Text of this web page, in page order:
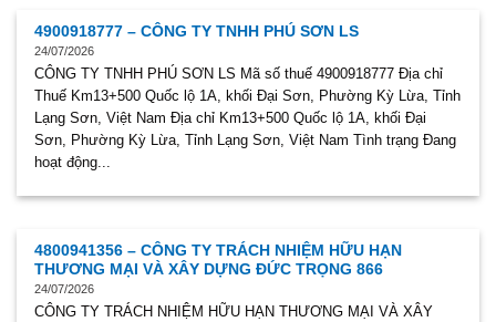
4900918777 – CÔNG TY TNHH PHÚ SƠN LS
24/07/2026
CÔNG TY TNHH PHÚ SƠN LS Mã số thuế 4900918777 Địa chỉ
Thuế Km13+500 Quốc lộ 1A, khối Đại Sơn, Phường Kỳ Lừa, Tỉnh
Lạng Sơn, Việt Nam Địa chỉ Km13+500 Quốc lộ 1A, khối Đại
Sơn, Phường Kỳ Lừa, Tỉnh Lạng Sơn, Việt Nam Tình trạng Đang
hoạt động...
4800941356 – CÔNG TY TRÁCH NHIỆM HỮU HẠN
THƯƠNG MẠI VÀ XÂY DỰNG ĐỨC TRỌNG 866
24/07/2026
CÔNG TY TRÁCH NHIỆM HỮU HẠN THƯƠNG MẠI VÀ XÂY